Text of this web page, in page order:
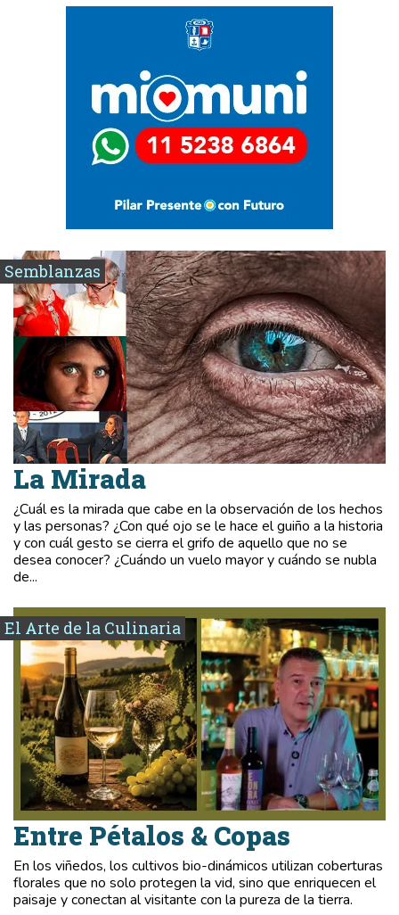
Semblanzas
La Mirada
¿Cuál es la mirada que cabe en la observación de los hechos
y las personas? ¿Con qué ojo se le hace el guiño a la historia
y con cuál gesto se cierra el grifo de aquello que no se
desea conocer? ¿Cuándo un vuelo mayor y cuándo se nubla
de...
El Arte de la Culinaria
Entre Pétalos & Copas
En los viñedos, los cultivos bio-dinámicos utilizan coberturas
florales que no solo protegen la vid, sino que enriquecen el
paisaje y conectan al visitante con la pureza de la tierra.